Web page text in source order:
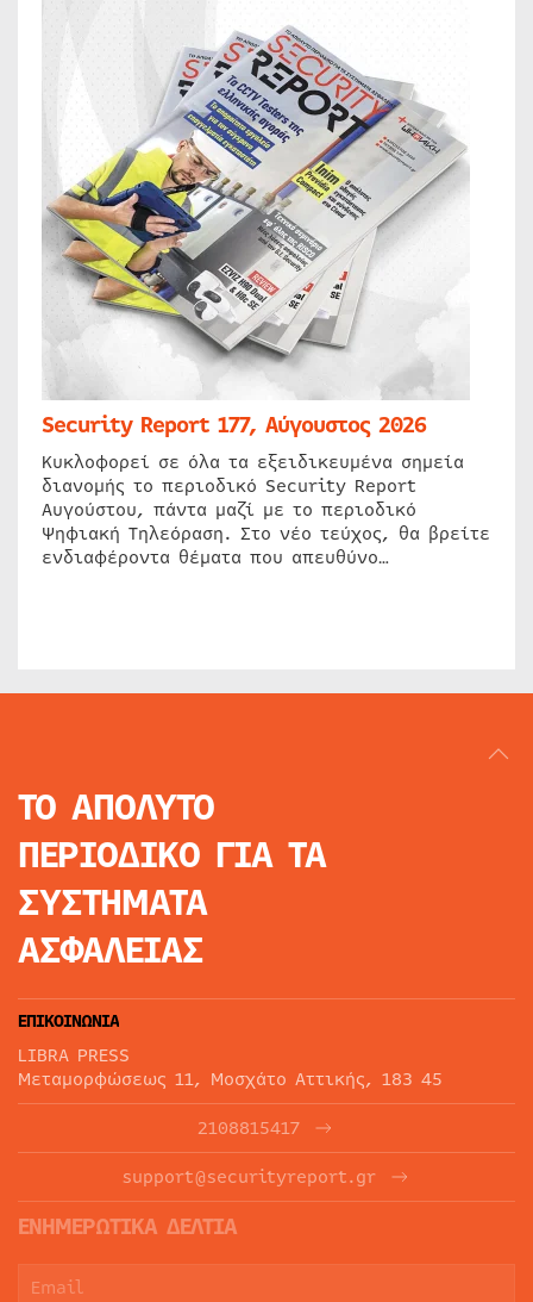
Security Report 177, Αύγουστος 2026
Κυκλοφορεί σε όλα τα εξειδικευμένα σημεία
διανομής το περιοδικό Security Report
Αυγούστου, πάντα μαζί με το περιοδικό
Ψηφιακή Τηλεόραση. Στο νέο τεύχος, θα βρείτε
ενδιαφέροντα θέματα που απευθύνο…
ΤΟ ΑΠΟΛΥΤΟ
ΠΕΡΙΟΔΙΚΟ ΓΙΑ ΤΑ
ΣΥΣΤΗΜΑΤΑ
ΑΣΦΑΛΕΙΑΣ
ΕΠΙΚΟΙΝΩΝΙΑ
LIBRA PRESS
Μεταμορφώσεως 11, Μοσχάτο Αττικής, 183 45
2108815417
support@securityreport.gr
ΕΝΗΜΕΡΩΤΙΚΑ ΔΕΛΤΙΑ